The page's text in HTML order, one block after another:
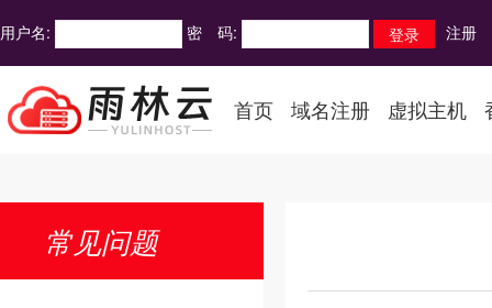
用户名: 密 码: 注册
首页 域名注册 虚拟主机
常见问题